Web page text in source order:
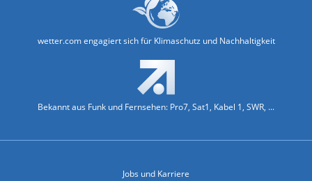
wetter.com engagiert sich für Klimaschutz und Nachhaltigkeit
Bekannt aus Funk und Fernsehen: Pro7, Sat1, Kabel 1, SWR, ...
Jobs und Karriere